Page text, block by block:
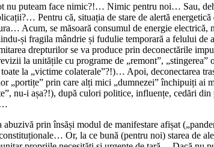
nu puteam face nimic?!… Nimic pentru noi… Sau,
Pentru că, situația de stare de alertă
Acum, se măsoară consumul de energie
și fragila mândrie și fudulie temporară a felului
drepturilor se va produce prin deconectările
la unitățile cu programe de „remont”,
la „victime colaterale”?!)… Apoi, deconectarea
„portițe” prin care alți mici „dumnezei” închipuiți
nu-i așa?!), după culori politice, influențe, cedări
prin însăși modul de manifestare afișat
Or, la ce bună (pentru noi) starea de